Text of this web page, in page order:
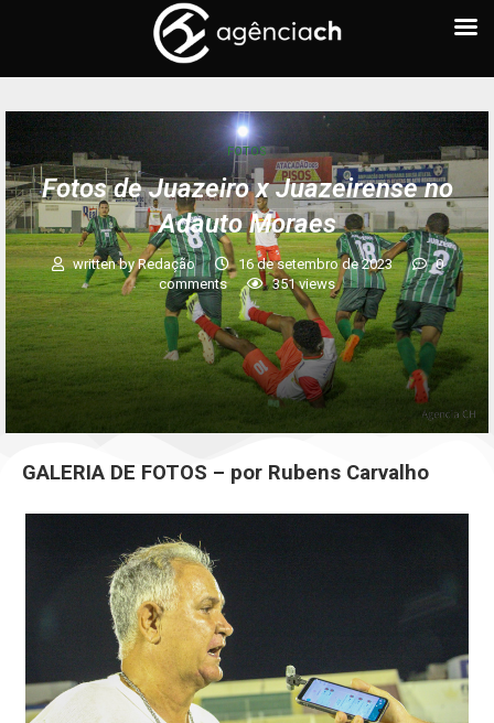
FOTOS
Fotos de Juazeiro x Juazeirense no
Adauto Moraes
written byRedação 16 de setembro de 2023
0
comments
351views
GALERIA DE FOTOS – por Rubens Carvalho